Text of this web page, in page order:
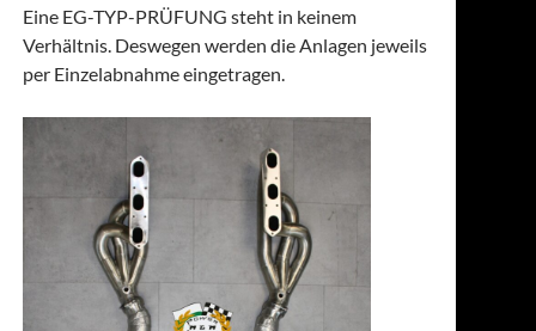
Eine EG-TYP-PRÜFUNG steht in keinem
Verhältnis. Deswegen werden die Anlagen jeweils
per Einzelabnahme eingetragen.